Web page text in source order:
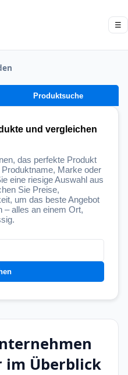
☰
Produktsuche
und vergleichen
das perfekte Produkt
Marke oder
eine riesige Auswahl aus
Sie Preise,
um das beste Angebot
– alles an einem Ort,
im Überblick